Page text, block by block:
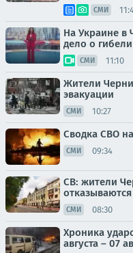
СМИ
На Украине в
дело о
СМИ 11:10
Жители
эвакуации
СМИ 10:27
Сводка СВО на
СМИ 09:34
СВ: жители
СМИ 08:30
Хроника
августа – 07